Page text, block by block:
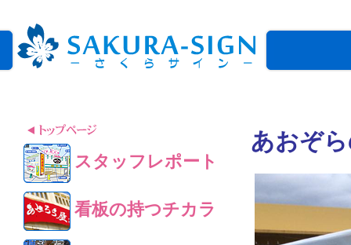
あおぞ
スタッフレポート
看板の持つチカラ